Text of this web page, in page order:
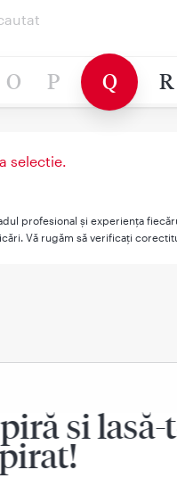
O P Q R
selectie.
si lasă-
profesional şi experienţa
Vă rugăm să verificaţi